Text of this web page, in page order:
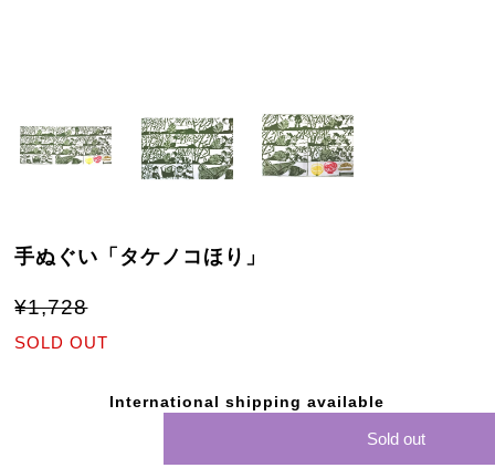
手ぬぐい「タケノコほり」
¥1,728
SOLD OUT
International shipping available
Sold out